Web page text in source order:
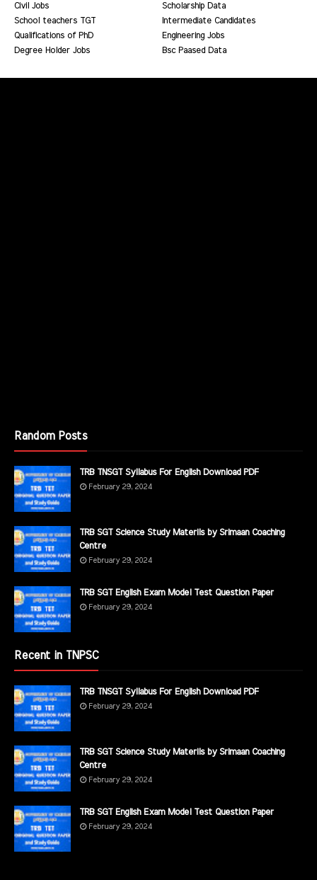
Civil Jobs
Scholarship Data
School teachers TGT
Intermediate Candidates
Qualifications of PhD
Engineering Jobs
Degree Holder Jobs
Bsc Paased Data
Random Posts
TRB TNSGT Syllabus For English Download PDF
February 29, 2024
TRB SGT Science Study Materils by Srimaan Coaching
Centre
February 29, 2024
TRB SGT English Exam Model Test Question Paper
February 29, 2024
Recent in TNPSC
TRB TNSGT Syllabus For English Download PDF
February 29, 2024
TRB SGT Science Study Materils by Srimaan Coaching
Centre
February 29, 2024
TRB SGT English Exam Model Test Question Paper
February 29, 2024